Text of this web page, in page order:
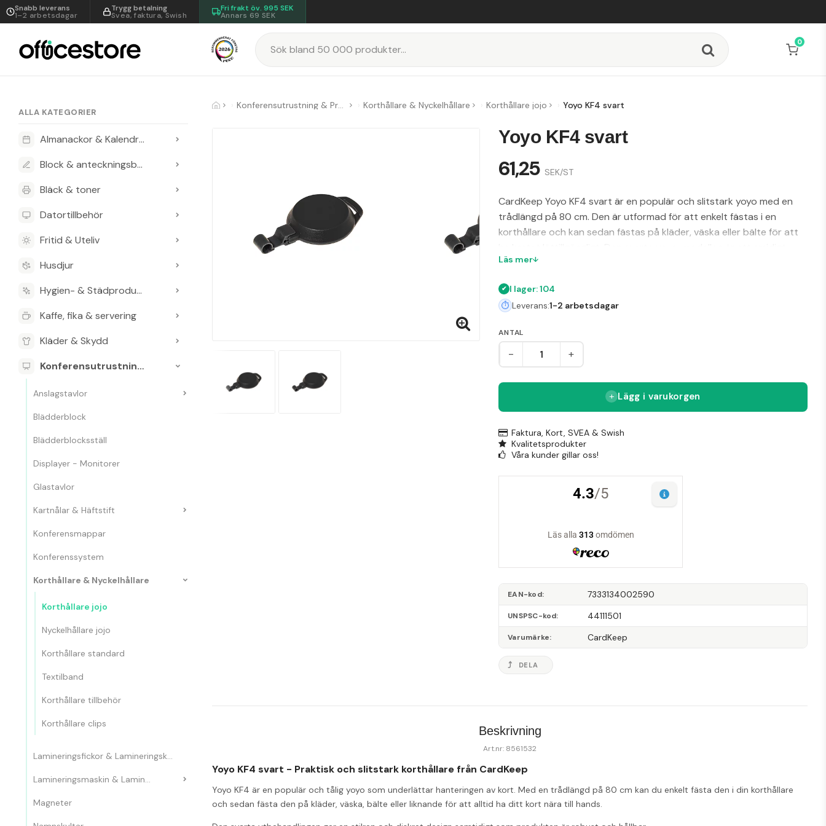
Snabb leverans
1–2 arbetsdagar
Trygg betalning
Svea, faktura, Swish
Fri frakt öv. 995 SEK
Annars 69 SEK
0
ALLA KATEGORIER
Almanackor & Kalendrar
Block & anteckningsböcker
Bläck & toner
Datortillbehör
Fritid & Uteliv
Husdjur
Hygien- & Städprodukter
Kaffe, fika & servering
Kläder & Skydd
Konferensutrustning & Presentationsutrustning
Anslagstavlor
Blädderblock
Blädderblocksställ
Displayer - Monitorer
Glastavlor
Kartnålar & Häftstift
Konferensmappar
Konferenssystem
Korthållare & Nyckelhållare
Korthållare jojo
Nyckelhållare jojo
Korthållare standard
Textilband
Korthållare tillbehör
Korthållare clips
Lamineringsfickor & Lamineringskassetter
Lamineringsmaskin & Laminator
Magneter
Konferensutrustning & Presentationsutrustning Korthållare & Nyckelhållare Korthållare jojo Yoyo KF4 svart
Yoyo KF4 svart
61,25 SEK/ST
CardKeep Yoyo KF4 svart är en populär och slitstark yoyo med en
trådlängd på 80 cm. Den är utformad för att enkelt fästas i en
korthållare och kan sedan fästas på kläder, väska eller bälte för att
tillbehör för dig som behöver ha ditt kort nära till hands.
Läs mer
I lager: 104
Leverans:1-2 arbetsdagar
ANTAL
- +
Lägg i varukorgen
Faktura, Kort, SVEA & Swish
Kvalitetsprodukter
Våra kunder gillar oss!
EAN-kod 7333134002590
UNSPSC-kod 44111501
Varumärke CardKeep
DELA
Beskrivning
Art.nr: 8561532
Yoyo KF4 svart - Praktisk och slitstark korthållare från CardKeep
Yoyo KF4 är en populär och tålig yoyo som underlättar hanteringen av kort. Med en trådlängd på 80 cm kan du enkelt fästa den i din korthållare
och sedan fästa den på kläder, väska, bälte eller liknande för att alltid ha ditt kort nära till hands.